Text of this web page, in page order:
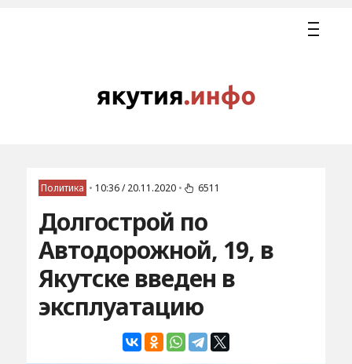
Политика • 10:36 / 20.11.2020 • 6511
Долгострой по
Автодорожной, 19, в
Якутске введен в
эксплуатацию